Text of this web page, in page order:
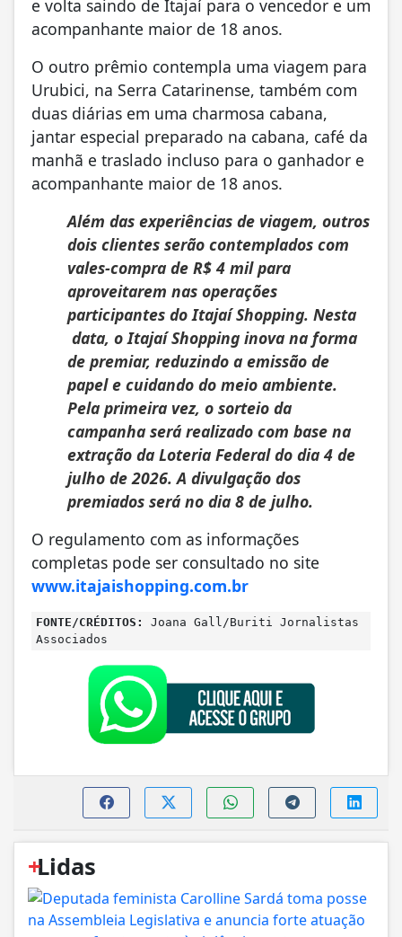
e volta saindo de Itajaí para o vencedor e um
acompanhante maior de 18 anos.
O outro prêmio contempla uma viagem para
Urubici, na Serra Catarinense, também com
duas diárias em uma charmosa cabana,
jantar especial preparado na cabana, café da
manhã e traslado incluso para o ganhador e
acompanhante maior de 18 anos.
Além das experiências de viagem, outros
dois clientes serão contemplados com
vales-compra de R$ 4 mil para
aproveitarem nas operações
participantes do Itajaí Shopping. Nesta
data, o Itajaí Shopping inova na forma
de premiar, reduzindo a emissão de
papel e cuidando do meio ambiente.
Pela primeira vez, o sorteio da
campanha será realizado com base na
extração da Loteria Federal do dia 4 de
julho de 2026. A divulgação dos
premiados será no dia 8 de julho.
O regulamento com as informações
completas pode ser consultado no site
www.itajaishopping.com.br
FONTE/CRÉDITOS:
Joana Gall/Buriti Jornalistas
Associados
+
Lidas